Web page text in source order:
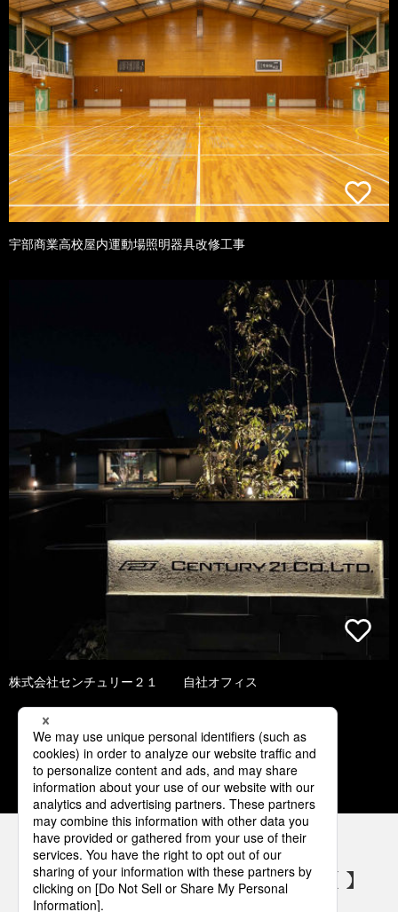
宇部商業高校屋内運動場照明器具改修工事
株式会社センチュリー２１ 自社オフィス
1 2 3 4 5
パナソニックの電気設備 SNSアカウント